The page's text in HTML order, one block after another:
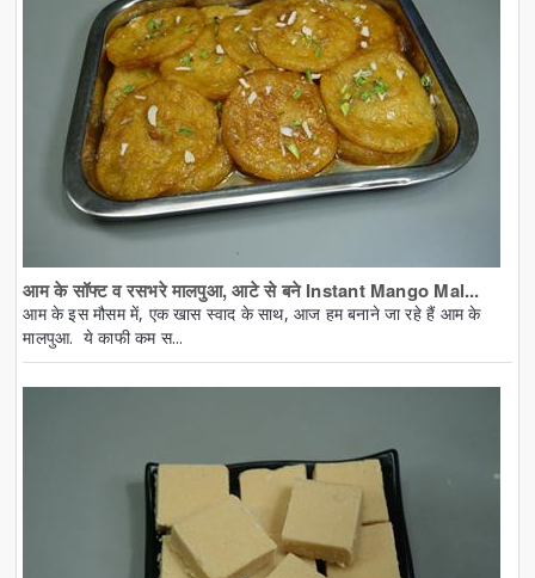
आम के सॉफ्ट व रसभरे मालपुआ, आटे से बने Instant Mango Mal...
आम के इस मौसम में, एक खास स्वाद के साथ, आज हम बनाने जा रहे हैं आम के
मालपुआ. ये काफी कम स...